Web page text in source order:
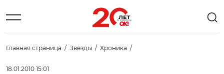
Главная страница Звезды Хроника
18.01.2010 15:01